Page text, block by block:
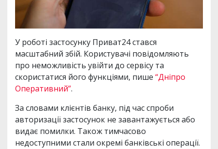
У роботі застосунку Приват24 стався
масштабний збій. Користувачі повідомляють
про неможливість увійти до сервісу та
скористатися його функціями, пише “Дніпро
Оперативний”.
За словами клієнтів банку, під час спроби
авторизації застосунок не завантажується або
видає помилки. Також тимчасово
недоступними стали окремі банківські операції.